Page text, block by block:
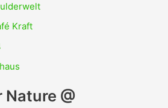
Kraft
Nature @